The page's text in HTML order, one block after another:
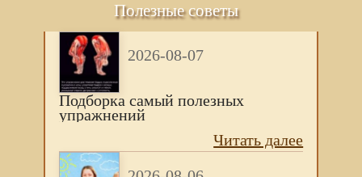
Полезные советы
2026-08-07
Подборка самый полезных
упражнений
Читать далее